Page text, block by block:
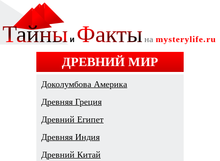
ДРЕВНИЙ МИР
Доколумбова Америка
Древняя Греция
Древний Египет
Древняя Индия
Древний Китай